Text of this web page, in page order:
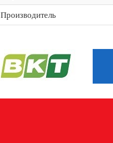
Производитель